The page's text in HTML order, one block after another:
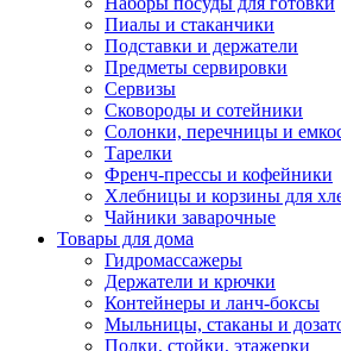
Пиалы и стаканчики
Подставки и держатели
Предметы сервировки
Сервизы
Сковороды и сотейники
Солонки, перечницы и
Тарелки
Френч-прессы и кофейники
Хлебницы и корзины для
Чайники заварочные
Товары для дома
Гидромассажеры
Держатели и крючки
Контейнеры и ланч-боксы
Мыльницы, стаканы и
Полки, стойки, этажерки